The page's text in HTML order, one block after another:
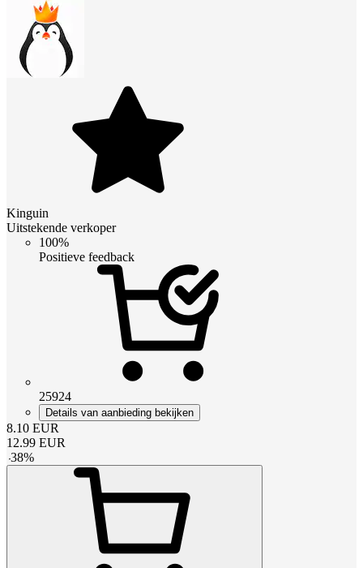
Kinguin
Uitstekende verkoper
100%
Positieve feedback
25924
Details van aanbieding bekijken
8.10 EUR
12.99 EUR
-38%